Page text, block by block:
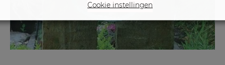
Cookie instellingen